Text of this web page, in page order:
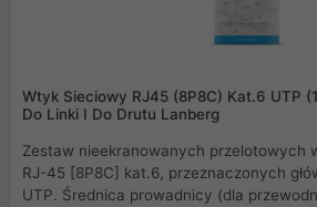
Wtyk Sieciowy RJ45 (8P8C) Kat.6 UTP
Do Linki I Do Drutu Lanberg
Zestaw nieekranowanych przelotowych
RJ-45 [8P8C] kat.6, przeznaczonych
UTP. Średnica prowadnicy (dla